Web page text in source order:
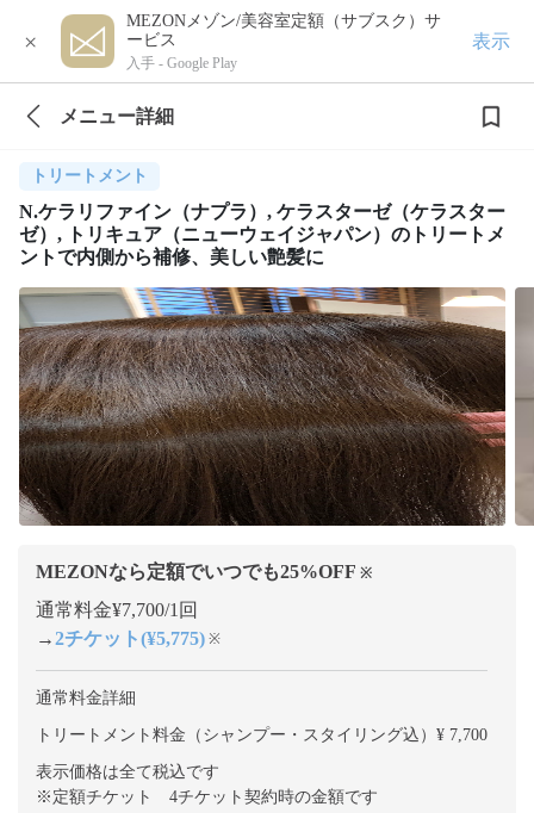
×
MEZONメゾン/美容室定額（サブスク）サ
ービス
入手 - Google Play
表示
メニュー詳細
トリートメント
N.ケラリファイン（ナプラ）, ケラスターゼ（ケラスター
ゼ）, トリキュア（ニューウェイジャパン）のトリートメ
ントで内側から補修、美しい艶髪に
MEZONなら定額でいつでも25%OFF ※
通常料金¥7,700/1回
→2チケット(¥5,775) ※
通常料金詳細
トリートメント料金（シャンプー・スタイリング込）¥ 7,700
表示価格は全て税込です
※定額チケット 4チケット契約時の金額です